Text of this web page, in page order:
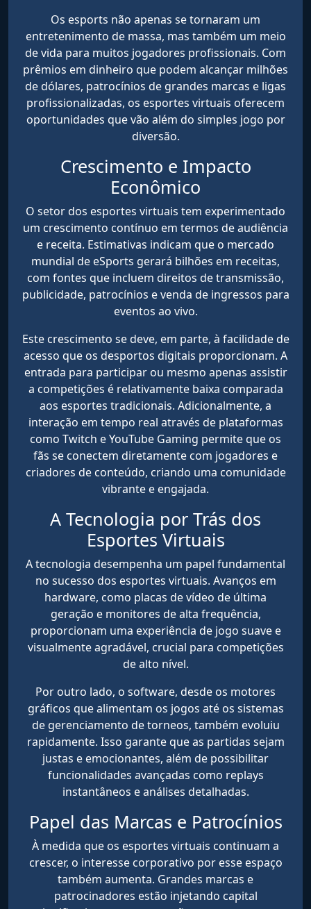
Os esports não apenas se tornaram um
entretenimento de massa, mas também um meio
de vida para muitos jogadores profissionais. Com
prêmios em dinheiro que podem alcançar milhões
de dólares, patrocínios de grandes marcas e ligas
profissionalizadas, os esportes virtuais oferecem
oportunidades que vão além do simples jogo por
diversão.
Crescimento e Impacto
Econômico
O setor dos esportes virtuais tem experimentado
um crescimento contínuo em termos de audiência
e receita. Estimativas indicam que o mercado
mundial de eSports gerará bilhões em receitas,
com fontes que incluem direitos de transmissão,
publicidade, patrocínios e venda de ingressos para
eventos ao vivo.
Este crescimento se deve, em parte, à facilidade de
acesso que os desportos digitais proporcionam. A
entrada para participar ou mesmo apenas assistir
a competições é relativamente baixa comparada
aos esportes tradicionais. Adicionalmente, a
interação em tempo real através de plataformas
como Twitch e YouTube Gaming permite que os
fãs se conectem diretamente com jogadores e
criadores de conteúdo, criando uma comunidade
vibrante e engajada.
A Tecnologia por Trás dos
Esportes Virtuais
A tecnologia desempenha um papel fundamental
no sucesso dos esportes virtuais. Avanços em
hardware, como placas de vídeo de última
geração e monitores de alta frequência,
proporcionam uma experiência de jogo suave e
visualmente agradável, crucial para competições
de alto nível.
Por outro lado, o software, desde os motores
gráficos que alimentam os jogos até os sistemas
de gerenciamento de torneos, também evoluiu
rapidamente. Isso garante que as partidas sejam
justas e emocionantes, além de possibilitar
funcionalidades avançadas como replays
instantâneos e análises detalhadas.
Papel das Marcas e Patrocínios
À medida que os esportes virtuais continuam a
crescer, o interesse corporativo por esse espaço
também aumenta. Grandes marcas e
patrocinadores estão injetando capital